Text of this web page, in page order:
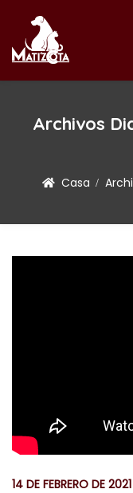
Archivos
Casa
14 DE FEBRERO DE 2021